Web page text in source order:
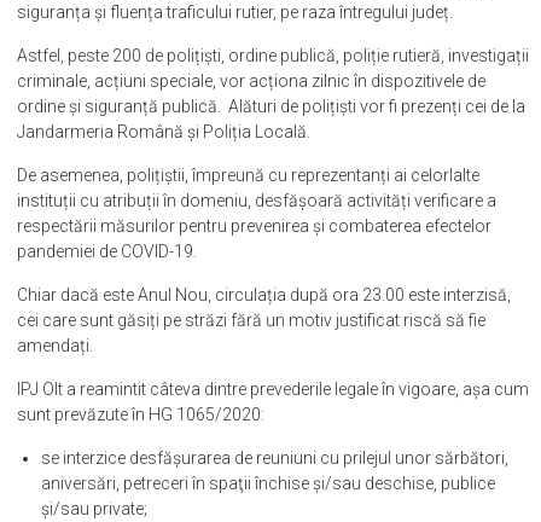
ianuarie 2021 pentru menținerea ordinii şi siguranţei publice,
siguranța și fluența traficului rutier, pe raza întregului județ.
Astfel, peste 200 de polițiști, ordine publică, poliție rutieră, investigații
criminale, acțiuni speciale, vor acționa zilnic în dispozitivele de
Jandarmeria Română și Poliția Locală.
De asemenea, polițiștii, împreună cu reprezentanți ai celorlalte
instituții cu atribuții în domeniu, desfășoară activități verificare a
pandemiei de COVID-19.
Chiar dacă este Anul Nou, circulația după ora 23.00 este interzisă,
amendați.
sunt prevăzute în HG 1065/2020:
se interzice desfăşurarea de reuniuni cu prilejul unor sărbători,